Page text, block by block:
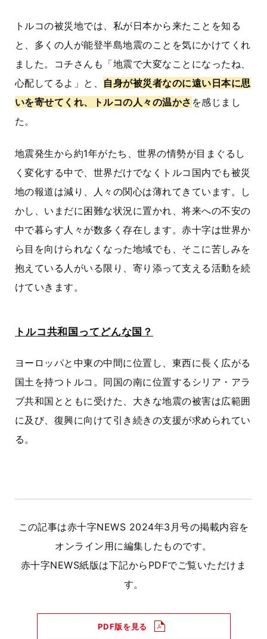
トルコの被災地では、私が日本から来たことを知る
と、多くの人が能登半島地震のことを気にかけてくれ
ました。コチさんも「地震で大変なことになったね、
心配してるよ」と、 自身が被災者なのに遠い日本に思
いを寄せてくれ、トルコの人々の温かさ を感じまし
た。
地震発生から約1年がたち、世界の情勢が目まぐるし
く変化する中で、世界だけでなくトルコ国内でも被災
地の報道は減り、人々の関心は薄れてきています。し
かし、いまだに困難な状況に置かれ、将来への不安の
中で暮らす人々が数多く存在します。赤十字は世界か
ら目を向けられなくなった地域でも、そこに苦しみを
抱えている人がいる限り、寄り添って支える活動を続
けていきます。
トルコ共和国ってどんな国？
ヨーロッパと中東の中間に位置し、東西に長く広がる
国土を持つトルコ。同国の南に位置するシリア・アラ
ブ共和国とともに受けた、大きな地震の被害は広範囲
に及び、復興に向けて引き続きの支援が求められてい
る。
この記事は赤十字NEWS 2024年3月号の掲載内容を
オンライン用に編集したものです。
赤十字NEWS紙版は下記からPDFでご覧いただけま
す。
PDF版を見る